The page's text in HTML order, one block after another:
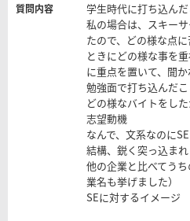
質問内容
学生時代に打ち込んだ
私の場合は、スキー
たので、どの様な点
ときにどの様な事を
に重点を置いて、聞か
勉強面で打ち込んだこ
どの様なバイトをし
志望動機
なんで、文系なのに
結構、鋭く突っ込まれ
他の企業と比べてう
業名も挙げました）
SEに対するイメージ